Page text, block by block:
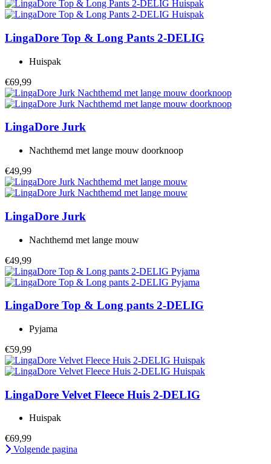
LingaDore Top & Long Pants 2-DELIG
Huispak
€69,99
LingaDore Jurk
Nachthemd met lange mouw doorknoop
€49,99
LingaDore Jurk
Nachthemd met lange mouw
€49,99
LingaDore Top & Long pants 2-DELIG
Pyjama
€59,99
LingaDore Velvet Fleece Huis 2-DELIG
Huispak
€69,99
Volgende pagina